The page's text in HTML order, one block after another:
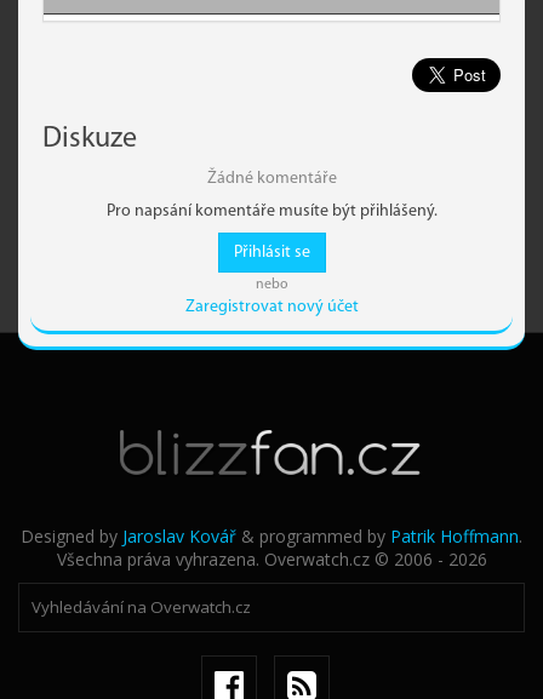
Diskuze
Žádné komentáře
Pro napsání komentáře musíte být přihlášený.
Přihlásit se
nebo
Zaregistrovat nový účet
Designed by Jaroslav Kovář & programmed by Patrik Hoffmann.
Všechna práva vyhrazena. Overwatch.cz © 2006 - 2026